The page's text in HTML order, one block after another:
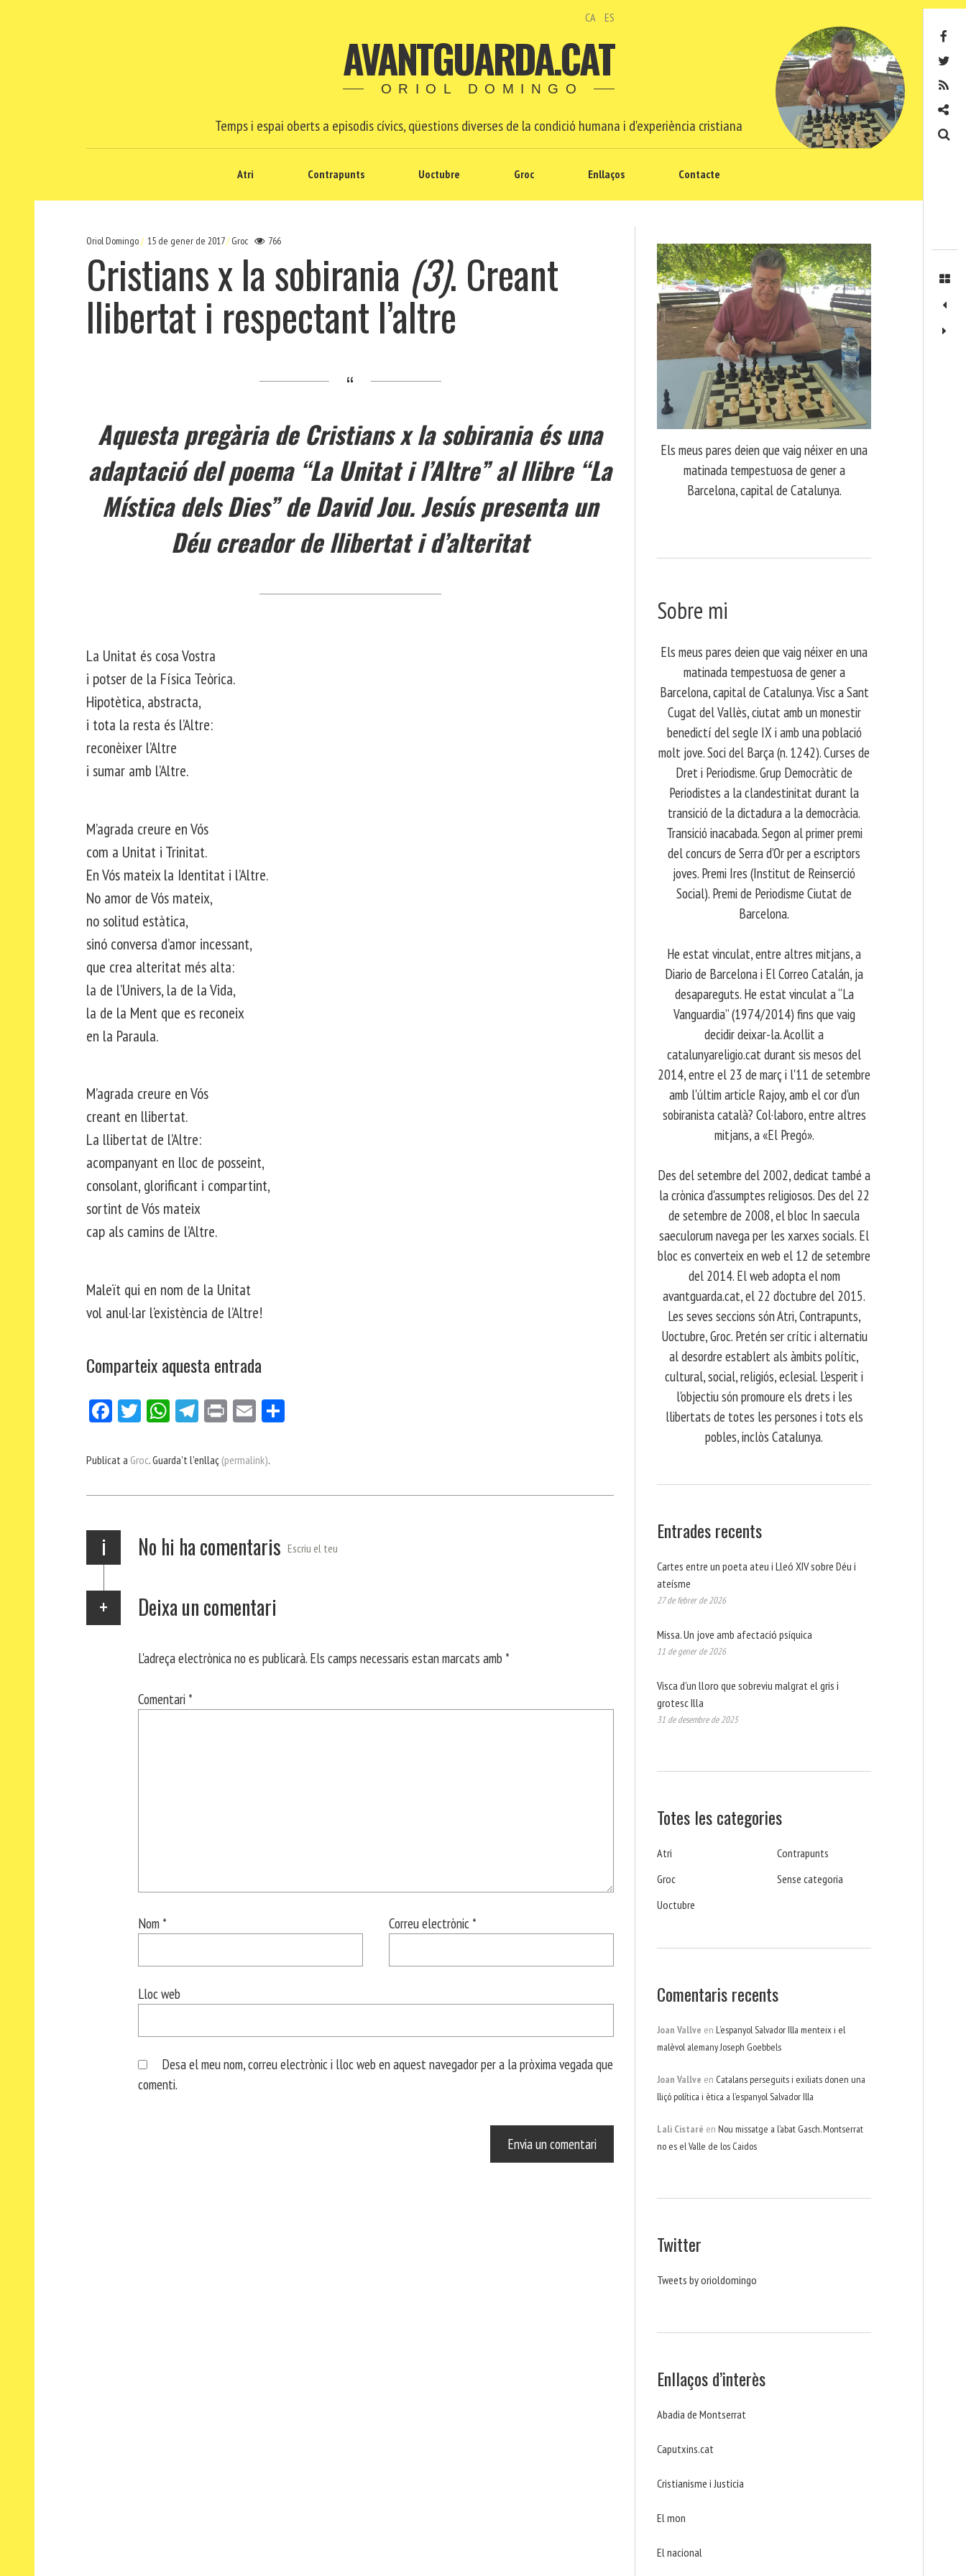
CA ES
AVANTGUARDA.CAT
ORIOL DOMINGO
Temps i espai oberts a episodis cívics, qüestions diverses de la condició humana i d'experiència cristiana
Atri Contrapunts Uoctubre Groc Enllaços Contacte
Oriol Domingo 15 de gener de 2017 Groc 766
Cristians x la sobirania (3). Creant
llibertat i respectant l’altre
Aquesta pregària de Cristians x la sobirania és una
adaptació del poema “La Unitat i l’Altre” al llibre “La
Mística dels Dies” de David Jou. Jesús presenta un
Déu creador de llibertat i d’alteritat
La Unitat és cosa Vostra
i potser de la Física Teòrica.
Hipotètica, abstracta,
i tota la resta és l’Altre:
reconèixer l’Altre
i sumar amb l’Altre.
M’agrada creure en Vós
com a Unitat i Trinitat.
En Vós mateix la Identitat i l’Altre.
No amor de Vós mateix,
no solitud estàtica,
sinó conversa d’amor incessant,
que crea alteritat més alta:
la de l’Univers, la de la Vida,
la de la Ment que es reconeix
en la Paraula.
M’agrada creure en Vós
creant en llibertat.
La llibertat de l’Altre:
acompanyant en lloc de posseint,
consolant, glorificant i compartint,
sortint de Vós mateix
cap als camins de l’Altre.
Maleït qui en nom de la Unitat
vol anul·lar l’existència de l’Altre!
Comparteix aquesta entrada
Fa
bo
Tw
er
W
ts
p
Te
gr
m
Pri E
ail
ei
Publicat a Groc. Guarda't l'enllaç (permalink).
i No hi ha comentaris Escriu el teu
Deixa un comentari
L'adreça electrònica no es publicarà. Els camps necessaris estan marcats amb *
Comentari *
Nom * Correu electrònic *
Lloc web
Desa el meu nom, correu electrònic i lloc web en aquest navegador per a la pròxima vegada que
comenti.
Els meus pares deien que vaig néixer en una
matinada tempestuosa de gener a
Barcelona, capital de Catalunya.
Sobre mi
Els meus pares deien que vaig néixer en una
matinada tempestuosa de gener a
Barcelona, capital de Catalunya. Visc a Sant
Cugat del Vallès, ciutat amb un monestir
benedictí del segle IX i amb una població
molt jove. Soci del Barça (n. 1242). Curses de
Dret i Periodisme. Grup Democràtic de
Periodistes a la clandestinitat durant la
transició de la dictadura a la democràcia.
Transició inacabada. Segon al primer premi
del concurs de Serra d’Or per a escriptors
joves. Premi Ires (Institut de Reinserció
Social). Premi de Periodisme Ciutat de
Barcelona.
​ He estat vinculat, entre altres mitjans, a
Diario de Barcelona i El Correo Catalán, ja
desapareguts. He estat vinculat a “La
Vanguardia” (1974/2014) fins que vaig
decidir deixar-la. Acollit a
catalunyareligio.cat durant sis mesos del
2014, entre el 23 de març i l'11 de setembre
amb l'últim article Rajoy, amb el cor d'un
sobiranista català? Col·laboro, entre altres
mitjans, a «El Pregó».
​ Des del setembre del 2002, dedicat també a
la crònica d'assumptes religiosos. Des del 22
de setembre de 2008, el bloc In saecula
saeculorum navega per les xarxes socials. El
bloc es converteix en web el 12 de setembre
del 2014. El web adopta el nom
avantguarda.cat, el 22 d'octubre del 2015.
Les seves seccions són Atri, Contrapunts,
Uoctubre, Groc. Pretén ser crític i alternatiu
al desordre establert als àmbits polític,
cultural, social, religiós, eclesial. L'esperit i
l'objectiu són promoure els drets i les
llibertats de totes les persones i tots els
pobles, inclòs Catalunya.
Entrades recents
Cartes entre un poeta ateu i Lleó XIV sobre Déu i
ateísme
27 de febrer de 2026
Missa. Un jove amb afectació psíquica
11 de gener de 2026
Visca d’un lloro que sobreviu malgrat el gris i
grotesc Illa
31 de desembre de 2025
Totes les categories
Atri
Contrapunts
Groc
Sense categoria
Uoctubre
Comentaris recents
Joan Vallve en L’espanyol Salvador Illa menteix i el
malèvol alemany Joseph Goebbels
Joan Vallve en Catalans perseguits i exiliats donen una
lliçó política i ètica a l’espanyol Salvador Illa
Lali Cistaré en Nou missatge a l’abat Gasch. Montserrat
no es el Valle de los Caidos
Twitter
Tweets by orioldomingo
Enllaços d’interès
Abadia de Montserrat
Caputxins.cat
Cristianisme i Justicia
El mon
El nacional
Contacte